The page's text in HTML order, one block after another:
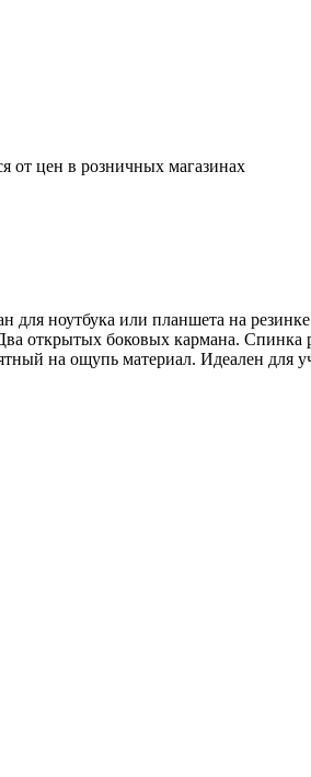
от цен в розничных магазинах
для ноутбука или планшета на
открытых боковых кармана.
на ощупь материал. Идеален для